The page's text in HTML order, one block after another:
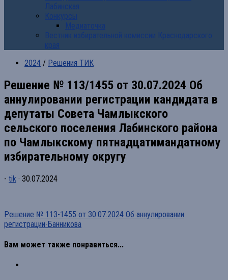
Лабинская
Конкурсы
Медиаточка
Вестник избирательной комиссии Краснодарского
края
2024 / Решения ТИК
Решение № 113/1455 от 30.07.2024 Об
аннулировании регистрации кандидата в
депутаты Совета Чамлыкского
сельского поселения Лабинского района
по Чамлыкскому пятнадцатимандатному
избирательному округу
- tik · 30.07.2024
Решение № 113-1455 от 30.07.2024 Об аннулировании
регистрации-Банникова
Вам может также понравиться...